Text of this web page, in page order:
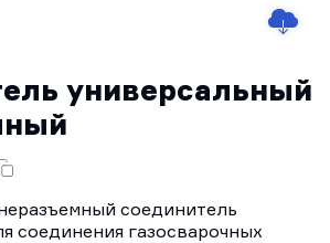
универсальный
соединитель
соединения газосварочных